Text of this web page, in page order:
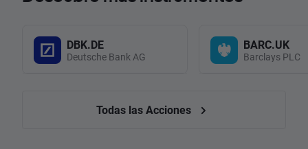
DBK.DE
Deutsche Bank AG
BARC.UK
Barclays PLC
Todas las Acciones